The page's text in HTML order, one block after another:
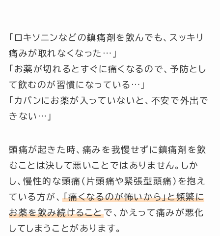
「ロキソニンなどの鎮痛剤を飲んでも、スッキリ
痛みが取れなくなった…」
「お薬が切れるとすぐに痛くなるので、予防とし
て飲むのが習慣になっている…」
「カバンにお薬が入っていないと、不安で外出で
きない…」
頭痛が起きた時、痛みを我慢せずに鎮痛剤を飲
むことは決して悪いことではありません。しか
し、慢性的な頭痛（片頭痛や緊張型頭痛）を抱え
ている方が、 「痛くなるのが怖いから」と頻繁に
お薬を飲み続けることで、かえって痛みが悪化
してしまうことがあります。